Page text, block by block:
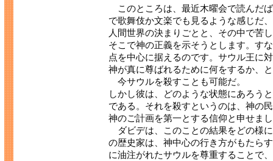
このところは、最近木曜会で読んだ
で歌舞伎か文楽でも見るような感じだ
人間世界の決まりごとと、その中で苦
そこで神の正義を示そうとします。す
点を中心に据えるのです。サウル王に
神が真に尊ばれるために何をするか、
今サウルを殺すことも可能だ。
しかし彼は、どのような状態にあろう
である。それを殺すというのは、神の
神のご計画を第一とする信仰と申せま
ダビデは、このことの結果をどの様
の歴史家は、神中心の行き方がもたら
に油注がれたサウルを尊重することで